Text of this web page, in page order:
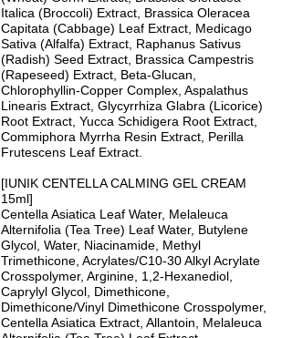
Italica (Broccoli) Extract, Brassica Oleracea
Capitata (Cabbage) Leaf Extract, Medicago
Sativa (Alfalfa) Extract, Raphanus Sativus
(Radish) Seed Extract, Brassica Campestris
(Rapeseed) Extract, Beta-Glucan,
Chlorophyllin-Copper Complex, Aspalathus
Linearis Extract, Glycyrrhiza Glabra (Licorice)
Root Extract, Yucca Schidigera Root Extract,
Commiphora Myrrha Resin Extract, Perilla
Frutescens Leaf Extract.
[IUNIK CENTELLA CALMING GEL CREAM
15ml]
Centella Asiatica Leaf Water, Melaleuca
Alternifolia (Tea Tree) Leaf Water, Butylene
Glycol, Water, Niacinamide, Methyl
Trimethicone, Acrylates/C10-30 Alkyl Acrylate
Crosspolymer, Arginine, 1,2-Hexanediol,
Caprylyl Glycol, Dimethicone,
Dimethicone/Vinyl Dimethicone Crosspolymer,
Centella Asiatica Extract, Allantoin, Melaleuca